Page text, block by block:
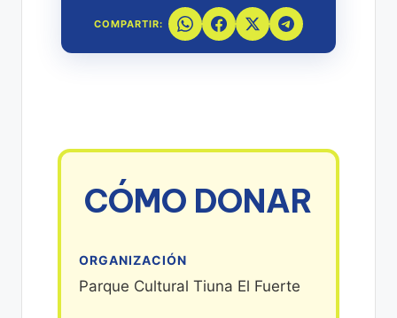
COMPARTIR:
CÓMO DONAR
ORGANIZACIÓN
Parque Cultural Tiuna El Fuerte